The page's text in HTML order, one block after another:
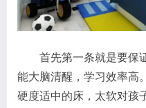
首先第一条就是要保证
能大脑清醒，学习效率高
硬度适中的床，太软对孩